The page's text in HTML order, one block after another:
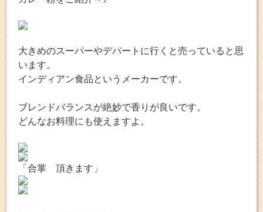
大きめのスーパーやデパートに行くと売っていると思
います。
インディアン食品というメーカーです。
ブレンドバランスが絶妙で香りが良いです。
どんなお料理にも使えますよ。
「合掌 頂きます」